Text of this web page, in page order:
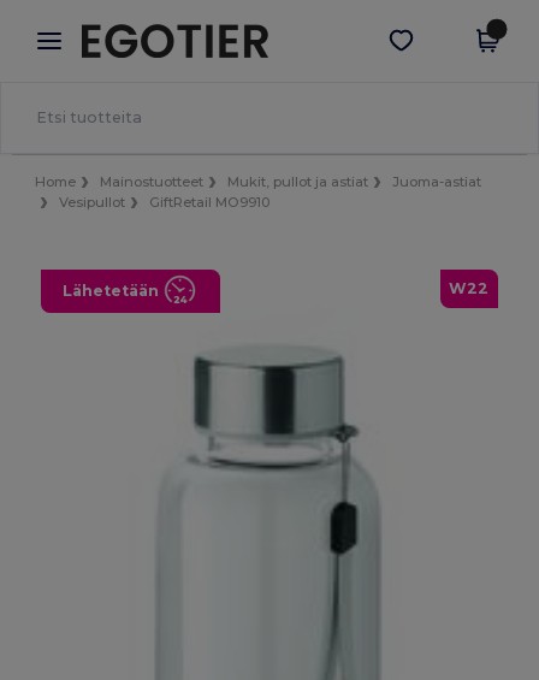
× Egotier-sovellus
Paremmat hinnat appissa!
Hae sovellus
Home Mainostuotteet Mukit, pullot ja astiat
Juoma-astiat
Vesipullot
GiftRetail MO9910
W22
Lähetetään